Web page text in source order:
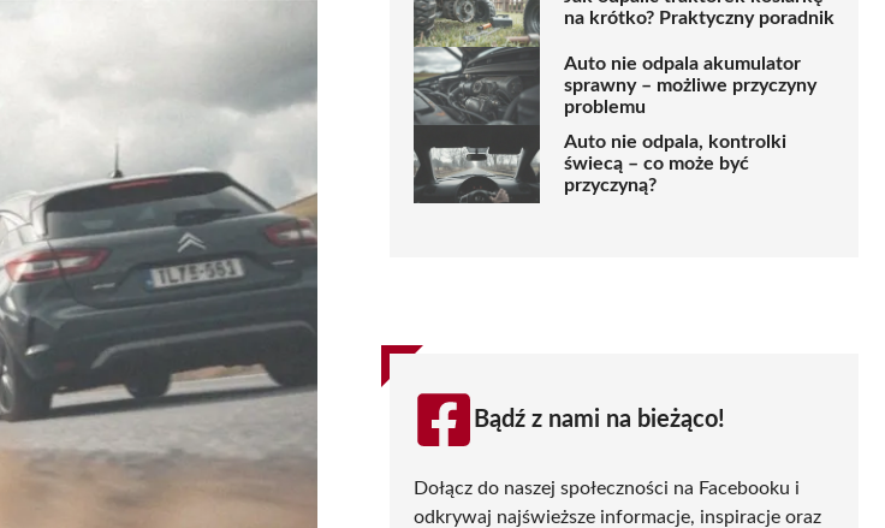
na krótko? Praktyczny poradnik
Auto nie odpala akumulator
sprawny – możliwe przyczyny
problemu
Auto nie odpala, kontrolki
świecą – co może być
przyczyną?
Bądź z nami na bieżąco!
Dołącz do naszej społeczności na Facebooku i
odkrywaj najświeższe informacje, inspiracje oraz